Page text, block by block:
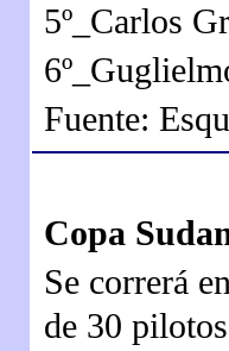
5º_Carlos
Fuente:
Copa
Se correrá
de 30